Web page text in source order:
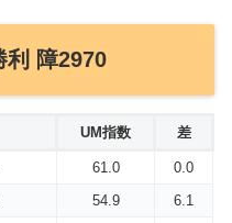
利 障2970
UM指数 差
61.0
0.0
54.9
6.1